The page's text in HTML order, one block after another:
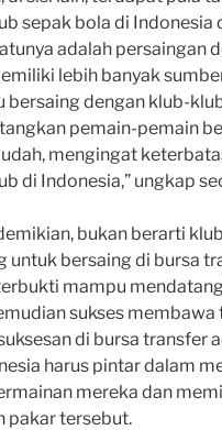
sepak bola di Indonesia
adalah persaingan
lebih banyak
bersaing dengan klub-
pemain-pemain
mengingat
di Indonesia,” ungkap
bukan berarti
untuk bersaing di bursa
mampu
sukses
di bursa transfer
harus pintar dalam
mereka dan
pakar tersebut.